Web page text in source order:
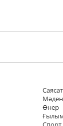
Саясат
Өнер